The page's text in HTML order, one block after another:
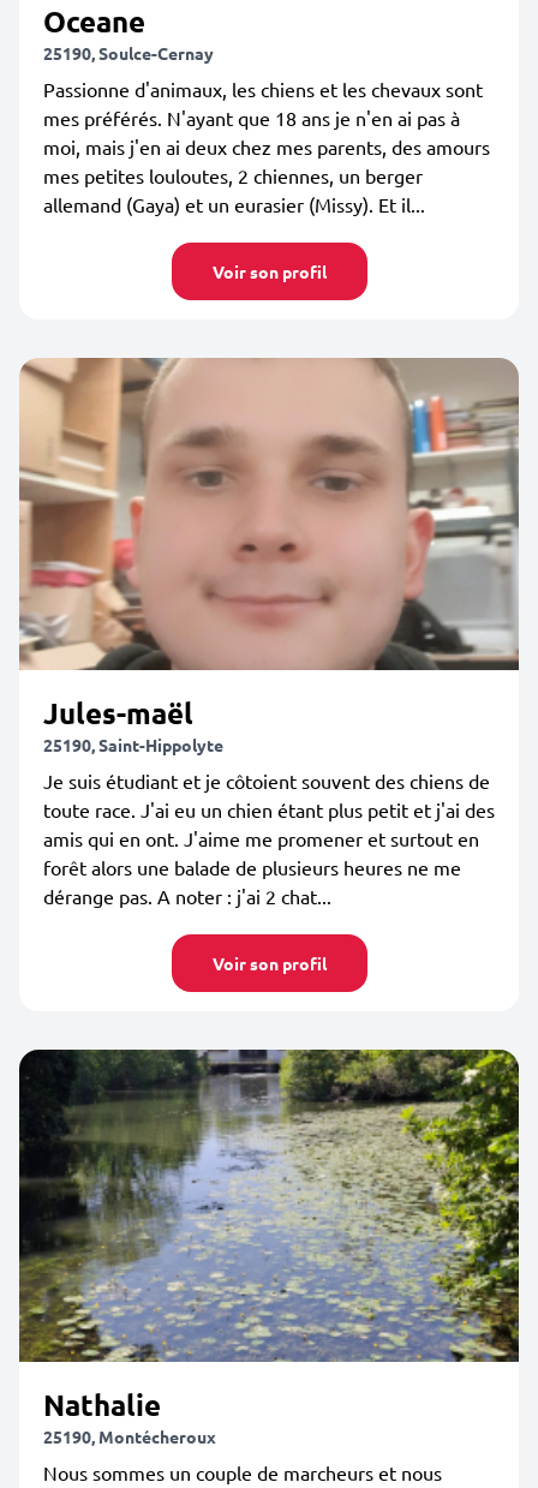
Oceane
25190, Soulce-Cernay
Passionne d'animaux, les chiens et les chevaux sont
mes préférés. N'ayant que 18 ans je n'en ai pas à
moi, mais j'en ai deux chez mes parents, des amours
mes petites louloutes, 2 chiennes, un berger
allemand (Gaya) et un eurasier (Missy). Et il...
Voir son profil
Jules-maël
25190, Saint-Hippolyte
Je suis étudiant et je côtoient souvent des chiens de
toute race. J'ai eu un chien étant plus petit et j'ai des
amis qui en ont. J'aime me promener et surtout en
forêt alors une balade de plusieurs heures ne me
dérange pas. A noter : j'ai 2 chat...
Voir son profil
Nathalie
25190, Montécheroux
Nous sommes un couple de marcheurs et nous